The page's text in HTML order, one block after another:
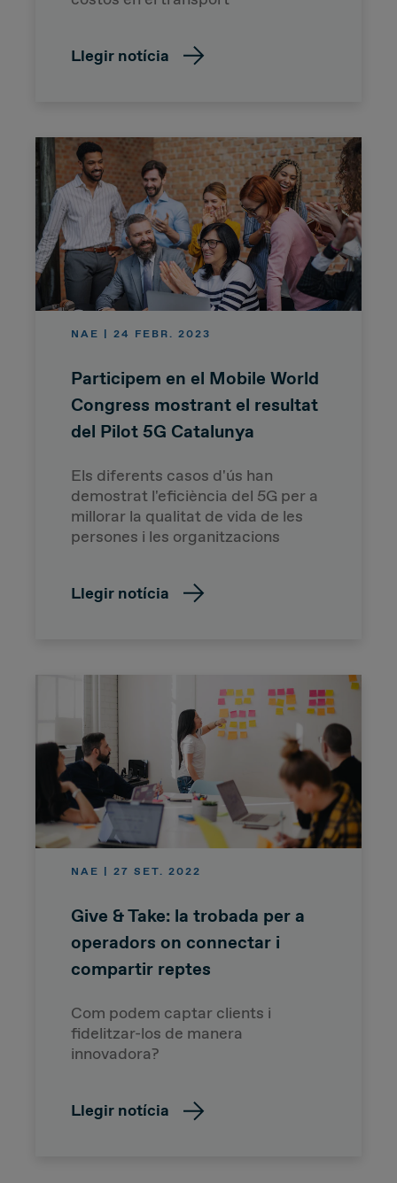
Llegir notícia
NAE | 24 FEBR. 2023
Participem en el Mobile World
Congress mostrant el resultat
del Pilot 5G Catalunya
Els diferents casos d'ús han
demostrat l'eficiència del 5G per a
millorar la qualitat de vida de les
persones i les organitzacions
Llegir notícia
NAE | 27 SET. 2022
Give & Take: la trobada per a
operadors on connectar i
compartir reptes
Com podem captar clients i
fidelitzar-los de manera
innovadora?
Llegir notícia